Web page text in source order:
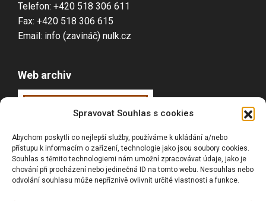
Spravovat Souhlas s cookies
Abychom poskytli co nejlepší služby, používáme k ukládání a/nebo
přístupu k informacím o zařízení, technologie jako jsou soubory cookies.
Souhlas s těmito technologiemi nám umožní zpracovávat údaje, jako je
chování při procházení nebo jedinečná ID na tomto webu. Nesouhlas nebo
odvolání souhlasu může nepříznivě ovlivnit určité vlastnosti a funkce.
Telefon: +420 518 306 611
Fax: +420 518 306 615
Email: info (zavináč) nulk.cz
Web archiv
Webarchivováno
ČR